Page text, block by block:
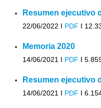
Resumen ejecutivo
22/06/2022 I PDF I
Memoria 2020
14/06/2021 I PDF I
Resumen ejecutivo
14/06/2021 I PDF I